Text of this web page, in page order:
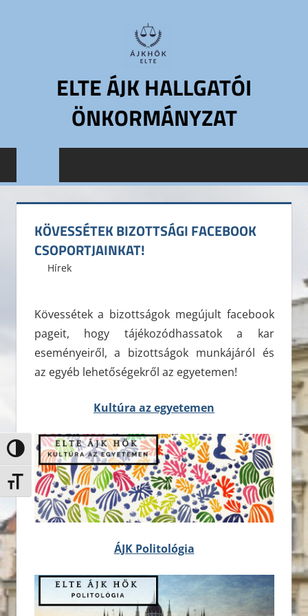
Nagy kontraszt váltása
Betűméret váltása
ELTE ÁJK HALLGATÓI
ÖNKORMÁNYZAT
Jogtudományi
Hallgatói
Önkormányzat
KÖVESSÉTEK BIZOTTSÁGI FACEBOOK
CSOPORTJAINKAT!
2016. augusztus 14.
ELTE ÁJK HÖK
Hírek
Kövessétek a bizottságok megújult facebook
pageit, hogy tájékozódhassatok a kar
eseményeiről, a bizottságok munkájáról és
az egyéb lehetőségekről az egyetemen!
Kultúra az egyetemen
ÁJK Politológia